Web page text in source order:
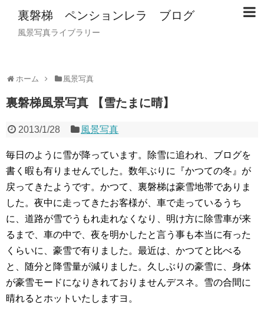
裏磐梯 ペンションレラ ブログ
風景写真ライブラリー
ホーム 風景写真
裏磐梯風景写真 【雪たまに晴】
2013/1/28 風景写真
毎日のように雪が降っています。除雪に追われ、ブログを
書く暇も有りませんでした。数年ぶりに『かつての冬』が
戻ってきたようです。かつて、裏磐梯は豪雪地帯でありま
した。夜中に走ってきたお客様が、車で走っているうち
に、道路が雪でうもれ走れなくなり、明け方に除雪車が来
るまで、車の中で、夜を明かしたと言う事も本当に有った
くらいに、豪雪で有りました。最近は、かつてと比べる
と、随分と降雪量が減りました。久しぶりの豪雪に、身体
が豪雪モードになりきれておりませんデスネ。雪の合間に
晴れるとホットいたしますヨ。